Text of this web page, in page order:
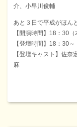
介、小早川俊輔
あと３日で平成がほ
【開演時間】18：30
【登壇時間】18：30～
【登壇キャスト】佐
麻